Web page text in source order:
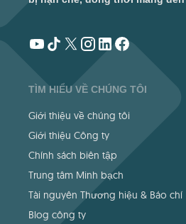
TÌM HIỂU VỀ CHÚNG TÔI
Giới thiệu về chúng tôi
Giới thiệu Công ty
Chính sách biên tập
Trung tâm Minh bạch
Tài nguyên Thương hiệu & Báo chí
Blog công ty